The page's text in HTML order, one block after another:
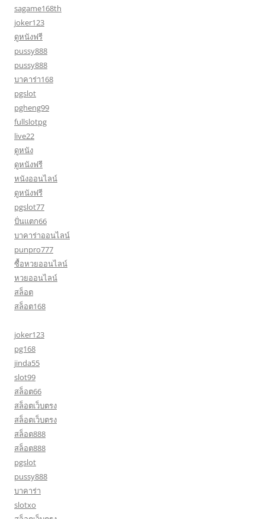
sagame168th
joker123
ดูหนังฟรี
pussy888
pussy888
บาคาร่า168
pgslot
pgheng99
fullslotpg
live22
ดูหนัง
ดูหนังฟรี
หนังออนไลน์
ดูหนังฟรี
pgslot77
ปั่นแตก66
บาคาร่าออนไลน์
punpro777
ซื้อหวยออนไลน์
หวยออนไลน์
สล็อต
สล็อต168
joker123
pg168
jinda55
slot99
สล็อต66
สล็อตเว็บตรง
สล็อตเว็บตรง
สล็อต888
สล็อต888
pgslot
pussy888
บาคาร่า
slotxo